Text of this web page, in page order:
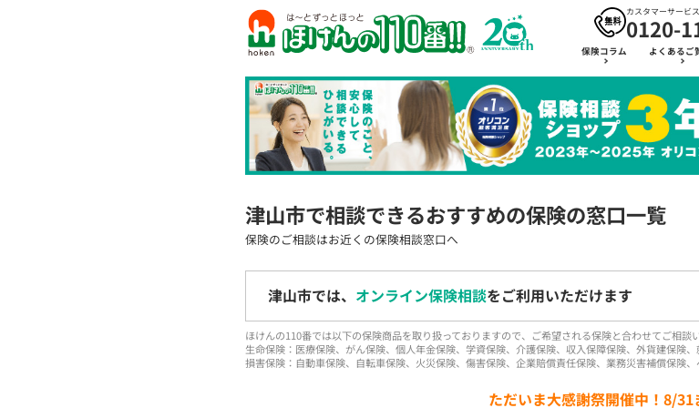
カスタマーサービ
0120-
保険コラム よくあるご
津山市で相談できるおすすめの保険の窓口一覧
保険のご相談はお近くの保険相談窓口へ
津山市では、 オンライン保険相談をご利用いただけます
ほけんの110番では以下の保険商品を取り扱っておりますので、ご希望される保険と合わせてご相談
生命保険：医療保険、がん保険、個人年金保険、学資保険、介護保険、収入保障保険、外貨建保険
損害保険：自動車保険、自転車保険、火災保険、傷害保険、企業賠償責任保険、業務災害補償保険
ただいま大感謝祭開催中！8/31